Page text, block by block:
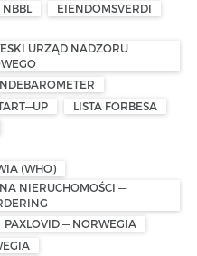
NBBL
EIENDOMSVERDI
URZĄD NADZORU
LISTA FORBESA
(WHO)
NIERUCHOMOŚCI —
PAXLOVID — NORWEGIA